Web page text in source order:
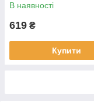
В наявності
619 ₴
Купити